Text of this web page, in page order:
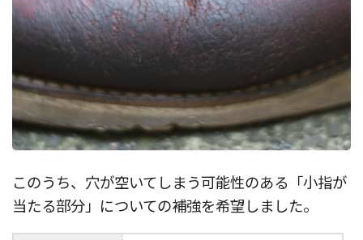
このうち、穴が空いてしまう可能性のある「小指が
当たる部分」についての補強を希望しました。